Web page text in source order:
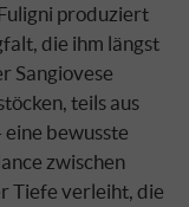
produziert
die ihm längst
Sangiovese
teils aus
bewusste
zwischen
Tiefe verleiht, die